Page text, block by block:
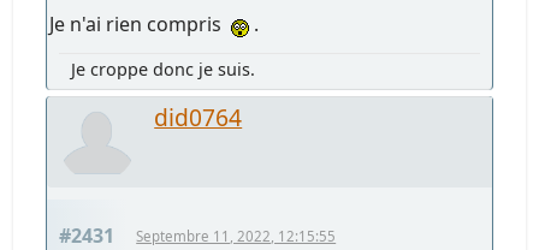
Je n'ai rien compris .
Je croppe donc je suis.
did0764
#2431 Septembre 11, 2022, 12:15:55